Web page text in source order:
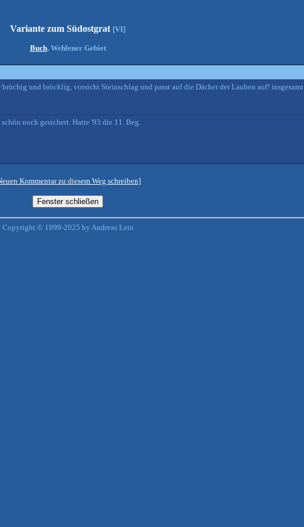
Variante zum Südostgrat [VI]
Buch, Wehlener Gebiet
und bröcklig, vorsicht Steinschlag und passt auf die Dächer der Lauben auf! insgesamt
noch gesichert. Hatte '93 die 11. Beg.
Kommentar zu diesem Weg schreiben]
Copyright © 1999-2025 by Andreas Lein